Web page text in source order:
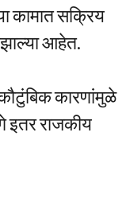
कामात सक्रिय
झाल्या आहेत.
कारणांमुळे
इतर राजकीय